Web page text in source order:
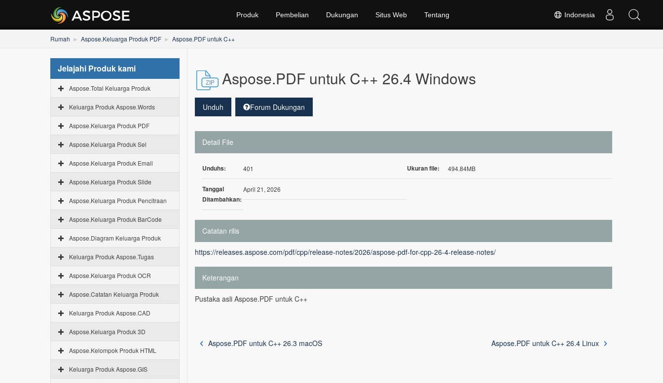
Indonesia
Produk Pembelian Dukungan Situs Web Tentang
Rumah Aspose.Keluarga Produk PDF Aspose.PDF untuk C++
Jelajahi Produk kami
Aspose.Total Keluarga Produk
Keluarga Produk Aspose.Words
Aspose.Keluarga Produk PDF
Aspose.Keluarga Produk Sel
Aspose.Keluarga Produk Email
Aspose.Keluarga Produk Slide
Aspose.Keluarga Produk Pencitraan
Aspose.Keluarga Produk BarCode
Aspose.Diagram Keluarga Produk
Keluarga Produk Aspose.Tugas
Aspose.Keluarga Produk OCR
Aspose.Catatan Keluarga Produk
Keluarga Produk Aspose.CAD
Aspose.Keluarga Produk 3D
Aspose.Kelompok Produk HTML
Keluarga Produk Aspose.GIS
Aspose.PDF untuk C++ 26.4 Windows
Unduh Forum Dukungan
Detail File
Unduhs: 401 Ukuran file: 494.84MB
Tanggal
Ditambahkan:
April 21, 2026
Catatan rilis
https://releases.aspose.com/pdf/cpp/release-notes/2026/aspose-pdf-for-cpp-26-4-release-notes/
Keterangan
Pustaka asli Aspose.PDF untuk C++
Aspose.PDF untuk C++ 26.3 macOS Aspose.PDF untuk C++ 26.4 Linux